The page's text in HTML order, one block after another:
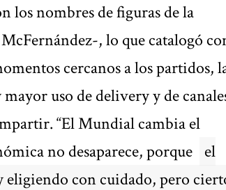
los nombres de figuras de la
, lo que catalogó
cercanos a los partidos,
uso de delivery y de
“El Mundial cambia el
no desaparece, porque el
con cuidado, pero